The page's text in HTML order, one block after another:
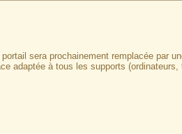
sera prochainement remplacée par
adaptée à tous les supports